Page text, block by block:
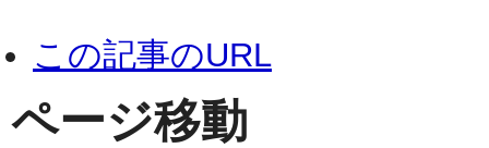
この記事のURL
ページ移動